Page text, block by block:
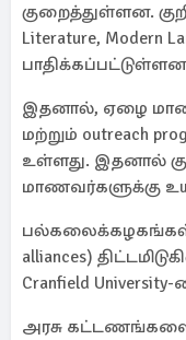
குறைத்துள்ளன.
Literature,
இதனால், ஏழை
மற்றும் outreach
உள்ளது. இதனால்
மாணவர்களுக்கு
பல்கலைக்கழகங்கள்
alliances)
Cranfield
அரசு